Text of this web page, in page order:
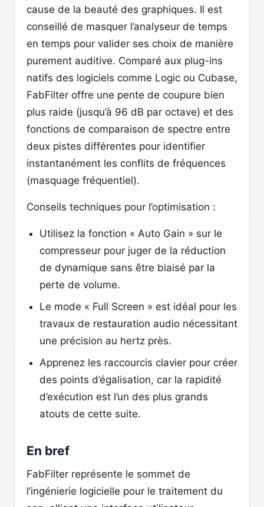
cause de la beauté des graphiques. Il est
conseillé de masquer l’analyseur de temps
en temps pour valider ses choix de manière
purement auditive. Comparé aux plug-ins
natifs des logiciels comme Logic ou Cubase,
FabFilter offre une pente de coupure bien
plus raide (jusqu’à 96 dB par octave) et des
fonctions de comparaison de spectre entre
deux pistes différentes pour identifier
instantanément les conflits de fréquences
(masquage fréquentiel).
Conseils techniques pour l’optimisation :
Utilisez la fonction « Auto Gain » sur le
compresseur pour juger de la réduction
de dynamique sans être biaisé par la
perte de volume.
Le mode « Full Screen » est idéal pour les
travaux de restauration audio nécessitant
une précision au hertz près.
Apprenez les raccourcis clavier pour créer
des points d’égalisation, car la rapidité
d’exécution est l’un des plus grands
atouts de cette suite.
En bref
FabFilter représente le sommet de
l’ingénierie logicielle pour le traitement du